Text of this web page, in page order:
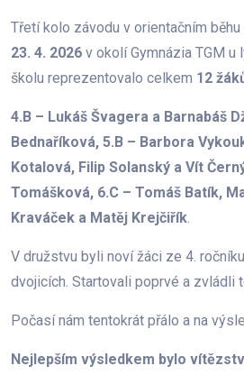
Třetí kolo závodu v orientačním
23. 4. 2026 v okolí Gymnázia TGM u
školu reprezentovalo celkem 12
4.B – Lukáš Švagera a Barnabáš
Bednaříková, 5.B – Barbora
Kotalová, Filip Solanský a Vít
Tomášková, 6.C – Tomáš Batík,
Kraváček a Matěj Krejčiřík.
V družstvu byli noví žáci ze 4.
dvojicích. Startovali poprvé a zvládli
Počasí nám tentokrát přálo a na
Nejlepším výsledkem bylo